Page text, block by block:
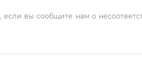
вы сообщите нам о